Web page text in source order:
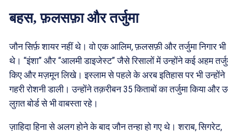
बहस, फ़लसफ़ा और तर्जुमा
जौन सिर्फ़ शायर नहीं थे। वो एक आलिम, फ़लसफ़ी और तर्जुमा निगार भी
थे। “इंशा” और “आलमी डाइजेस्ट” जैसे रिसालों में उन्होंने कई अहम
किए और मज़मून लिखे। इस्लाम से पहले के अरब इतिहास पर भी उन्होंने
गहरी रोशनी डाली। उन्होंने तक़रीबन 35 किताबों का तर्जुमा किया और
लुग़त बोर्ड से भी वाबस्ता रहे।
ज़ाहिदा हिना से अलग होने के बाद जौन तन्हा हो गए थे। शराब, सिगरेट,